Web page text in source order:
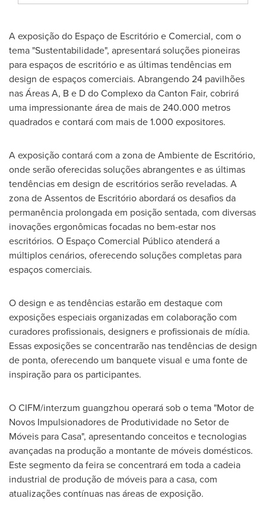
A exposição do Espaço de Escritório e Comercial, com o
tema "Sustentabilidade", apresentará soluções pioneiras
para espaços de escritório e as últimas tendências em
design de espaços comerciais. Abrangendo 24 pavilhões
nas Áreas A, B e D do Complexo da Canton Fair, cobrirá
uma impressionante área de mais de 240.000 metros
quadrados e contará com mais de 1.000 expositores.
A exposição contará com a zona de Ambiente de Escritório,
onde serão oferecidas soluções abrangentes e as últimas
tendências em design de escritórios serão reveladas. A
zona de Assentos de Escritório abordará os desafios da
permanência prolongada em posição sentada, com diversas
inovações ergonômicas focadas no bem-estar nos
escritórios. O Espaço Comercial Público atenderá a
múltiplos cenários, oferecendo soluções completas para
espaços comerciais.
O design e as tendências estarão em destaque com
exposições especiais organizadas em colaboração com
curadores profissionais, designers e profissionais de mídia.
Essas exposições se concentrarão nas tendências de design
de ponta, oferecendo um banquete visual e uma fonte de
inspiração para os participantes.
O CIFM/interzum guangzhou operará sob o tema "Motor de
Novos Impulsionadores de Produtividade no Setor de
Móveis para Casa", apresentando conceitos e tecnologias
avançadas na produção a montante de móveis domésticos.
Este segmento da feira se concentrará em toda a cadeia
industrial de produção de móveis para a casa, com
atualizações contínuas nas áreas de exposição.